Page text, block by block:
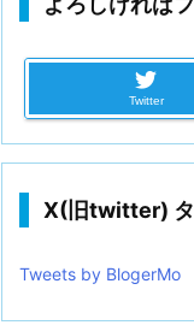
Twitter
X(旧twitter)
Tweets by BlogerMo